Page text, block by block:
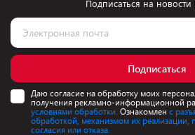
Подписаться на
Подписаться
Даю согласие на обработку моих
получения рекламно-информационной
условиями обработки. Ознакомлен с
обработкой, механизмом их реализации,
согласия или отказа.